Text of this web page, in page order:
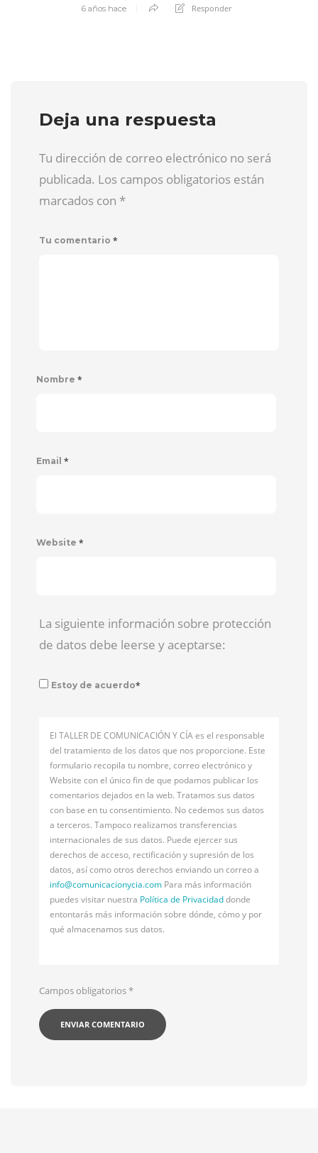
6 años hace Responder
Deja una respuesta
Tu dirección de correo electrónico no será
publicada. Los campos obligatorios están
marcados con *
Tu comentario *
Nombre *
Email *
Website *
La siguiente información sobre protección
de datos debe leerse y aceptarse:
Estoy de acuerdo*
El TALLER DE COMUNICACIÓN Y CÍA es el responsable
del tratamiento de los datos que nos proporcione. Este
formulario recopila tu nombre, correo electrónico y
Website con el único fin de que podamos publicar los
comentarios dejados en la web. Tratamos sus datos
con base en tu consentimiento. No cedemos sus datos
a terceros. Tampoco realizamos transferencias
internacionales de sus datos. Puede ejercer sus
derechos de acceso, rectificación y supresión de los
datos, así como otros derechos enviando un correo a
info@comunicacionycia.com Para más información
puedes visitar nuestra Política de Privacidaddonde
entontarás más información sobre dónde, cómo y por
qué almacenamos sus datos.
Campos obligatorios*